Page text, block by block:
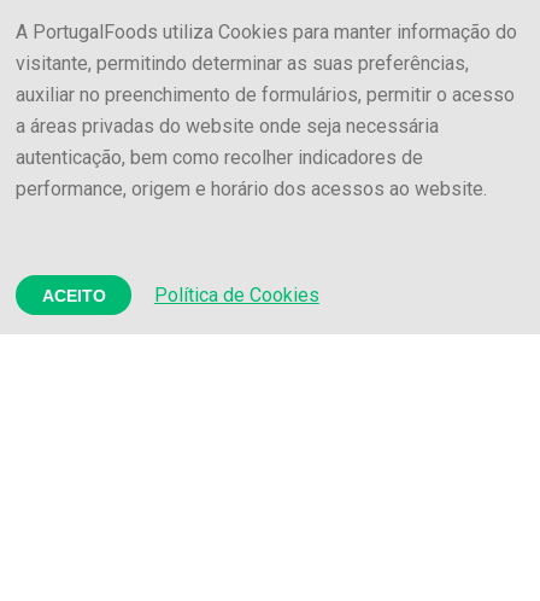
A PortugalFoods utiliza Cookies para manter informação do
visitante, permitindo determinar as suas preferências,
auxiliar no preenchimento de formulários, permitir o acesso
a áreas privadas do website onde seja necessária
autenticação, bem como recolher indicadores de
performance, origem e horário dos acessos ao website.
ACEITO Política de Cookies